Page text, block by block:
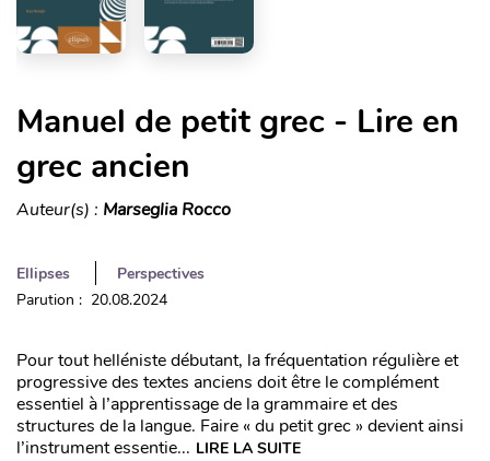
Manuel de petit grec - Lire en
grec ancien
Auteur(s) : Marseglia Rocco
Ellipses
Perspectives
Parution : 20.08.2024
Pour tout helléniste débutant, la fréquentation régulière et
progressive des textes anciens doit être le complément
essentiel à l’apprentissage de la grammaire et des
structures de la langue. Faire « du petit grec » devient ainsi
l’instrument essentie... LIRE LA SUITE